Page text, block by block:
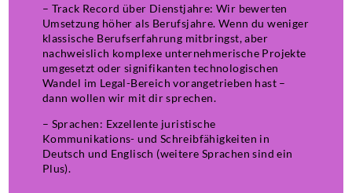
– Track Record über Dienstjahre: Wir bewerten
Umsetzung höher als Berufsjahre. Wenn du weniger
klassische Berufserfahrung mitbringst, aber
nachweislich komplexe unternehmerische Projekte
umgesetzt oder signifikanten technologischen
Wandel im Legal-Bereich vorangetrieben hast –
dann wollen wir mit dir sprechen.
– Sprachen: Exzellente juristische
Kommunikations- und Schreibfähigkeiten in
Deutsch und Englisch (weitere Sprachen sind ein
Plus).